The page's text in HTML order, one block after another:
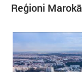
Reģioni Marokā